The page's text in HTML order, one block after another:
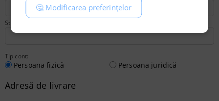
Stradă 2:
Tip cont:
Persoana fizică Persoana juridică
Adresă de livrare
🤔 Modificarea preferințelor